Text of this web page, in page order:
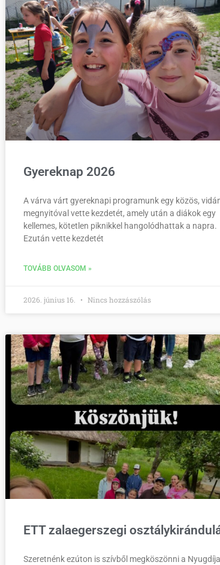
Gyereknap 2026
A várva várt gyereknapi programunk egy közös,
megnyitóval vette kezdetét, amely után a diákok egy
kellemes, kötetlen piknikkel hangolódhattak a napra.
Ezután vette kezdetét
TOVÁBB OLVASOM »
2026. június 16. Nincs hozzászólás
ETT zalaegerszegi
Szeretnénk ezúton is szívből megköszönni a